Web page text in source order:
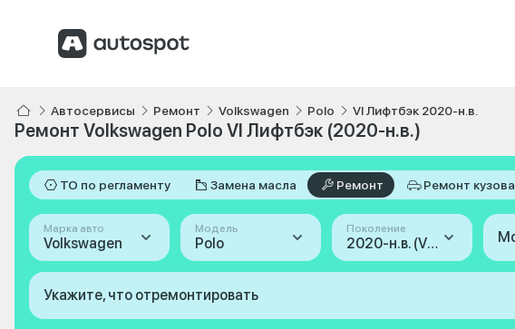
Автосервисы Ремонт Volkswagen Polo VI Лифтбэк 2020-н.в.
Ремонт Volkswagen Polo VI Лифтбэк (2020-н.в.)
ТО по регламенту Замена масла Ремонт Ремонт кузова
Марка авто
Volkswagen
Модель
Polo
Поколение
2020-н.в. (VI Лифтбэк)
Укажите, что отремонтировать